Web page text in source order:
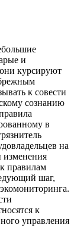
и
курсируют
к совести
сознанию
в
на
изменения
правилам
шаг,
к
управления